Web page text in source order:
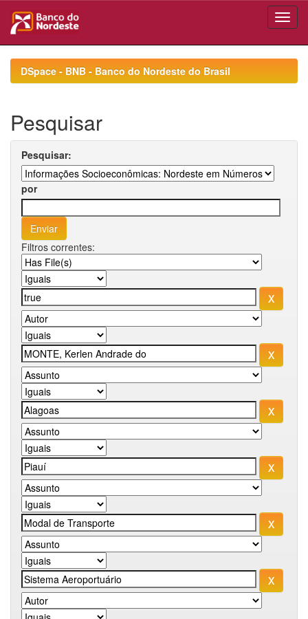
navigationDSpace - BNB - Banco do Nordeste do Brasil
Pesquisar
Pesquisar:
por
Filtros correntes: